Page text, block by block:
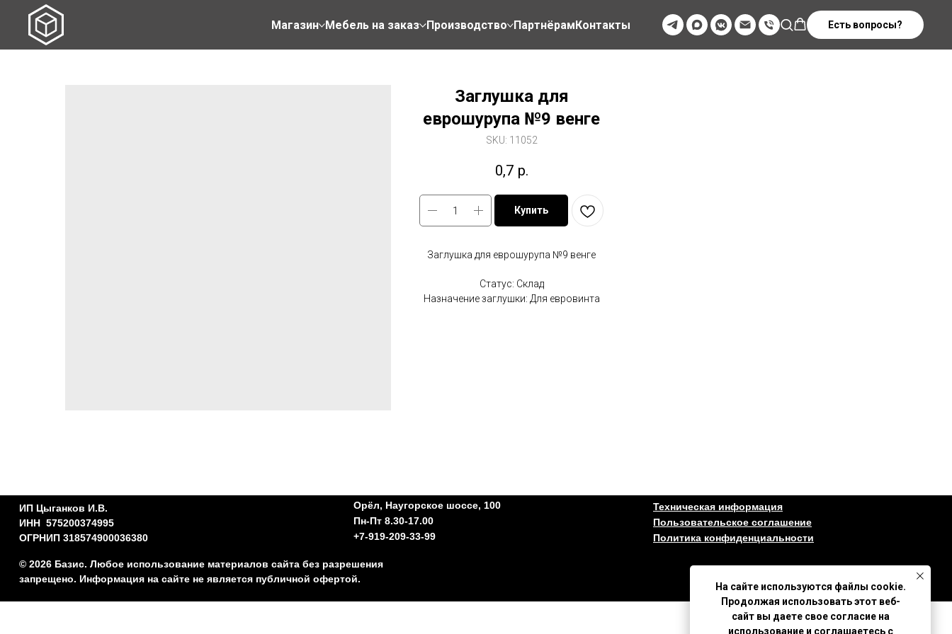
Магазин Мебель на заказ Производство ПартнёрамКонтакты Есть вопросы?
Заглушка для
еврошурупа №9 венге
SKU: 11052
0,7 р.
Купить
Заглушка для еврошурупа №9 венге
Статус: Склад
Назначение заглушки: Для евровинта
На сайте используются файлы cookie.
Продолжая использовать этот веб-
сайт вы даете свое согласие на
использование и соглашаетесь с
Политика конфиденциальности
Пользовательское соглашение
ИП Цыганков И.В.
ИНН 575200374995
ОГРНИП 318574900036380
© 2026 Базис. Любое использование материалов сайта без разрешения
запрещено. Информация на сайте не является публичной офертой.
Орёл, Наугорское шоссе, 100
Пн-Пт 8.30-17.00
+7-919-209-33-99
Техническая информация